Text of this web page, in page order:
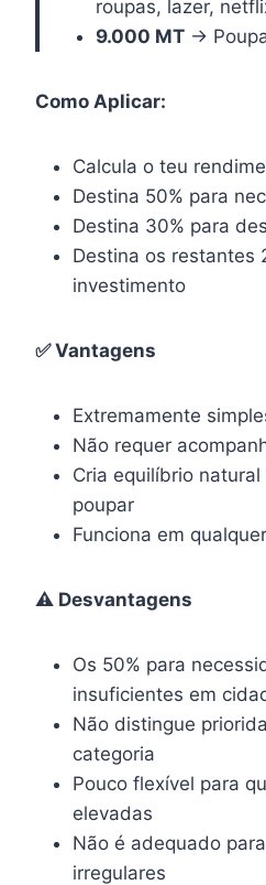
roupas, lazer,
9.000 MT →
Como Aplicar:
Calcula o teu
Destina 50% para
Destina 30% para
Destina os restantes
investimento
✅ Vantagens
Extremamente
Não requer
Cria equilíbrio
poupar
Funciona em
⚠️ Desvantagens
Os 50% para
insuficientes em
Não distingue
categoria
Pouco flexível para
elevadas
Não é adequado
irregulares